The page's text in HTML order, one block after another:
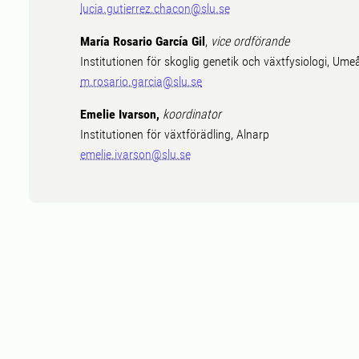
lucia.gutierrez.chacon@slu.se
María Rosario García Gil , vice ordförande
Institutionen för skoglig genetik och växtfysiologi,
m.rosario.garcia@slu.se
Emelie Ivarson, koordinator
Institutionen för växtförädling, Alnarp
emelie.ivarson@slu.se